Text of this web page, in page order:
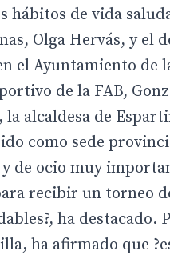
de vida
Olga Hervás, y el
el Ayuntamiento de
de la FAB,
alcaldesa de
como sede
de ocio muy
recibir un torneo
ha destacado.
ha afirmado que